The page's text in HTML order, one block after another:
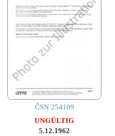
ČSN 254109
UNGÜLTIG
5.12.1962